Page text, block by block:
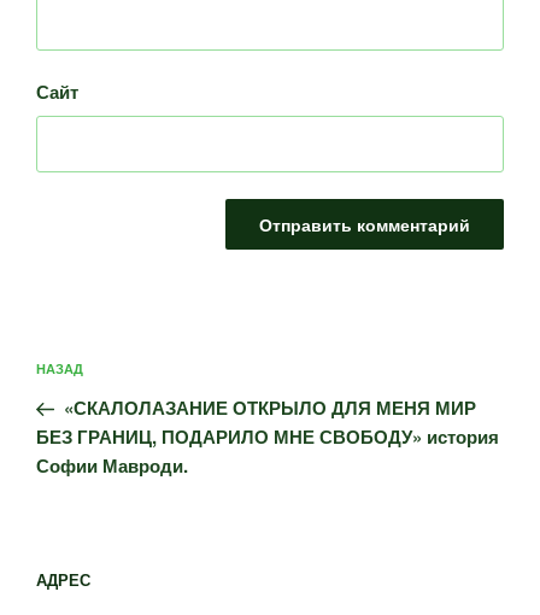
Сайт
по
записям
Предыдущая
запись:
НАЗАД
«СКАЛОЛАЗАНИЕ ОТКРЫЛО ДЛЯ МЕНЯ МИР
БЕЗ ГРАНИЦ, ПОДАРИЛО МНЕ СВОБОДУ» история
Софии Мавроди.
АДРЕС